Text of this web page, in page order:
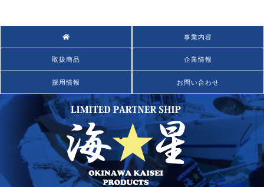
事業内容
取扱商品 企業情報
採用情報 お問い合わせ